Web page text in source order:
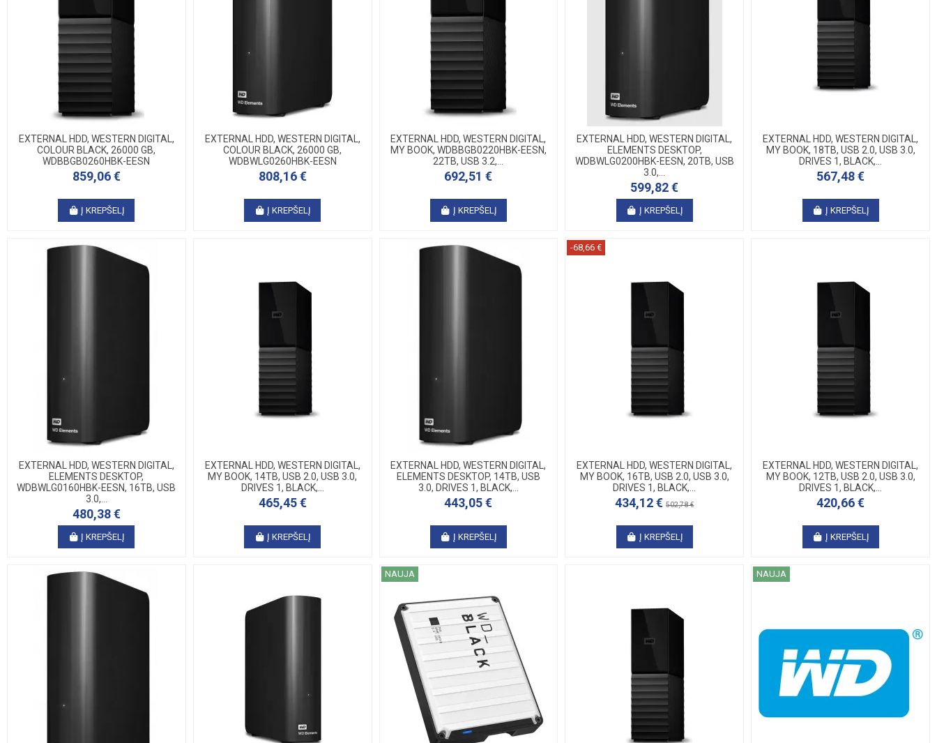
EXTERNAL HDD, WESTERN DIGITAL,
COLOUR BLACK, 26000 GB,
WDBBGB0260HBK-EESN
859,06 €
Į KREPŠELĮ
EXTERNAL HDD, WESTERN DIGITAL,
COLOUR BLACK, 26000 GB,
WDBWLG0260HBK-EESN
808,16 €
Į KREPŠELĮ
EXTERNAL HDD, WESTERN DIGITAL,
MY BOOK, WDBBGB0220HBK-EESN,
22TB, USB 3.2,...
692,51 €
Į KREPŠELĮ
EXTERNAL HDD, WESTERN DIGITAL,
ELEMENTS DESKTOP,
WDBWLG0200HBK-EESN, 20TB, USB
3.0,...
599,82 €
Į KREPŠELĮ
EXTERNAL HDD, WESTERN DIGITAL,
MY BOOK, 18TB, USB 2.0, USB 3.0,
DRIVES 1, BLACK,...
567,48 €
Į KREPŠELĮ
EXTERNAL HDD, WESTERN DIGITAL,
ELEMENTS DESKTOP,
WDBWLG0160HBK-EESN, 16TB, USB
3.0,...
480,38 €
Į KREPŠELĮ
EXTERNAL HDD, WESTERN DIGITAL,
MY BOOK, 14TB, USB 2.0, USB 3.0,
DRIVES 1, BLACK,...
465,45 €
Į KREPŠELĮ
EXTERNAL HDD, WESTERN DIGITAL,
ELEMENTS DESKTOP, 14TB, USB
3.0, DRIVES 1, BLACK,...
443,05 €
Į KREPŠELĮ
-68,66 €
EXTERNAL HDD, WESTERN DIGITAL,
MY BOOK, 16TB, USB 2.0, USB 3.0,
DRIVES 1, BLACK,...
434,12 €502,78 €
Į KREPŠELĮ
EXTERNAL HDD, WESTERN DIGITAL,
MY BOOK, 12TB, USB 2.0, USB 3.0,
DRIVES 1, BLACK,...
420,66 €
Į KREPŠELĮ
NAUJA NAUJA